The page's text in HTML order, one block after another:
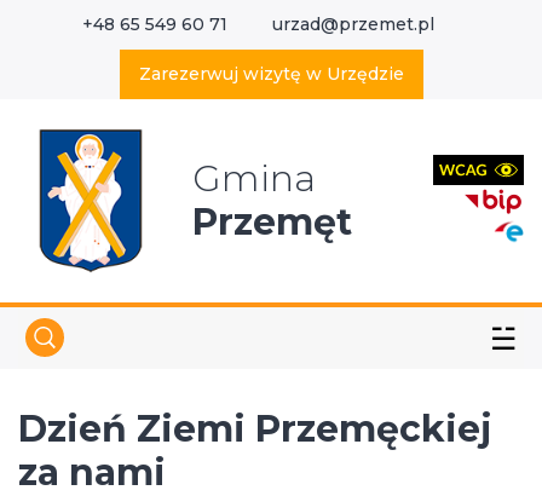
+48 65 549 60 71 urzad@przemet.pl
Zarezerwuj wizytę w Urzędzie
Gmina
Przemęt
☱
Dzień Ziemi Przemęckiej
za nami
Wyszukaj w serwisie